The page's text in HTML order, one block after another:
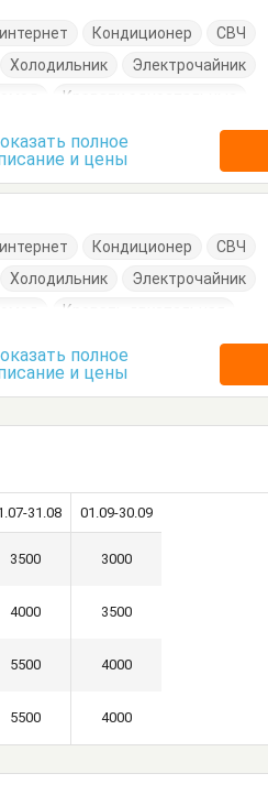
Кондиционер
СВЧ
Холодильник
Электрочайник
Кровати односпальные
Шкаф
полное
и цены
Кондиционер
СВЧ
Холодильник
Электрочайник
Кровать двуспальная
Стулья
полное
и цены
31.08 01.09-30.09
3500 3000
4000 3500
5500 4000
5500 4000